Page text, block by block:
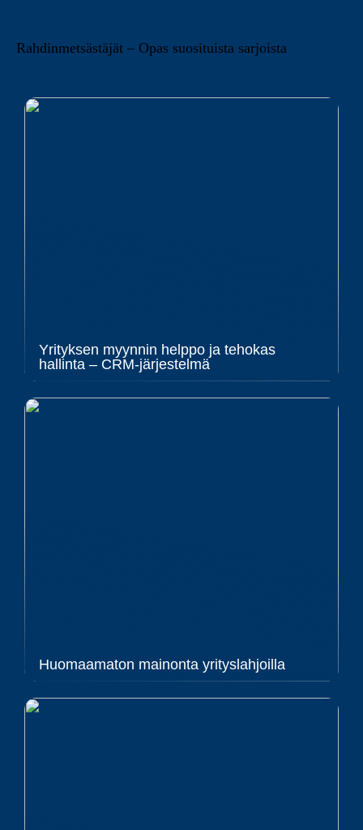
Rahdinmetsästäjät – Opas suosituista sarjoista
Yrityksen myynnin helppo ja tehokas
hallinta – CRM-järjestelmä
Huomaamaton mainonta yrityslahjoilla